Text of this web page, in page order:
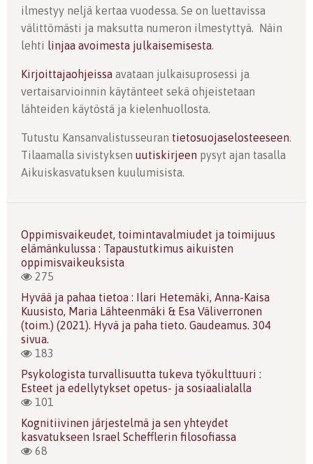
ilmestyy neljä kertaa vuodessa. Se on luettavissa
välittömästi ja maksutta numeron ilmestyttyä. Näin
lehti linjaa avoimesta julkaisemisesta.
Kirjoittajaohjeissa avataan julkaisuprosessi ja
vertaisarvioinnin käytänteet sekä ohjeistetaan
lähteiden käytöstä ja kielenhuollosta.
Tutustu Kansanvalistusseuran tietosuojaselosteeseen.
Tilaamalla sivistyksen uutiskirjeen pysyt ajan tasalla
Aikuiskasvatuksen kuulumisista.
Oppimisvaikeudet, toimintavalmiudet ja toimijuus
elämänkulussa : Tapaustutkimus aikuisten
oppimisvaikeuksista
275
Hyvää ja pahaa tietoa : Ilari Hetemäki, Anna-Kaisa
Kuusisto, Maria Lähteenmäki & Esa Väliverronen
(toim.) (2021). Hyvä ja paha tieto. Gaudeamus. 304
sivua.
183
Psykologista turvallisuutta tukeva työkulttuuri :
Esteet ja edellytykset opetus- ja sosiaalialalla
101
Kognitiivinen järjestelmä ja sen yhteydet
kasvatukseen Israel Schefflerin filosofiassa
68